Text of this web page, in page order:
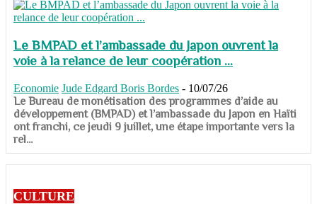
Le BMPAD et l’ambassade du Japon ouvrent la
voie à la relance de leur coopération ...
Economie Jude Edgard Boris Bordes - 10/07/26
​​​​​​​Le Bureau de monétisation des programmes d’aide au
développement (BMPAD) et l’ambassade du Japon en Haïti
ont franchi, ce jeudi 9 juillet, une étape importante vers la
rel...
CULTURE